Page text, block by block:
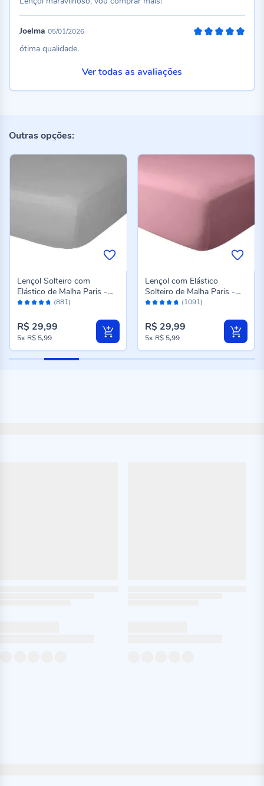
Joelma 05/01/2026
ótima qualidade.
Ver todas as avaliações
Outras opções:
Avaliação: (881)
Lençol Solteiro com
Elástico de Malha Paris -
Cinza
R$ 29,99
5x R$ 5,99
Avaliação: (1091)
Lençol com Elástico
Solteiro de Malha Paris -
Rosa Cravo
R$ 29,99
5x R$ 5,99